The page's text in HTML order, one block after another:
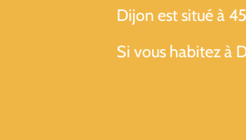
Dijon est situé à
Si vous habitez à